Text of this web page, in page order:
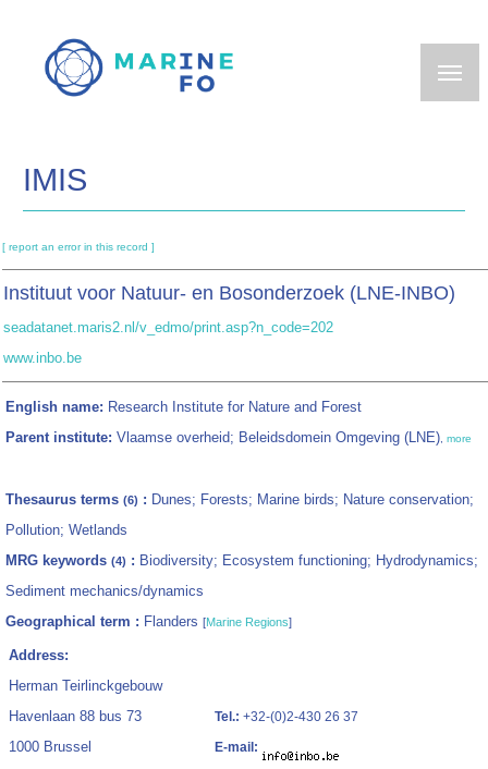
main
IMIS
[ report an error in this record ]
Instituut voor Natuur- en Bosonderzoek (LNE-INBO)
seadatanet.maris2.nl/v_edmo/print.asp?n_code=202
www.inbo.be
English name: Research Institute for Nature and Forest
Parent institute: Vlaamse overheid; Beleidsdomein Omgeving (LNE), more
Thesaurus terms (6) : Dunes; Forests; Marine birds; Nature conservation;
Pollution; Wetlands
MRG keywords (4) : Biodiversity; Ecosystem functioning; Hydrodynamics;
Sediment mechanics/dynamics
Geographical term : Flanders [Marine Regions]
Address:
Herman Teirlinckgebouw
Havenlaan 88 bus 73
1000 Brussel
Tel.: +32-(0)2-430 26 37
E-mail: